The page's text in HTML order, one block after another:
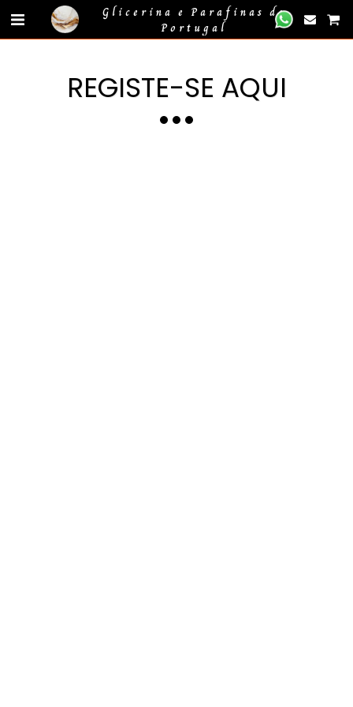
gtag('event', 'compra_finalizada', { //});
Glicerina e Parafinas de
Portugal
REGISTE-SE AQUI